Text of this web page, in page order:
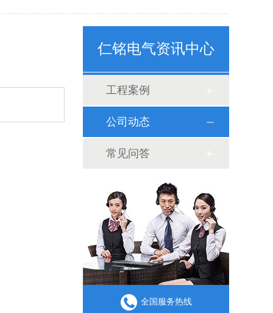
仁铭电气资讯中心
工程案例
公司动态
常见问答
全国服务热线